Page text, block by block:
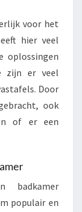
voor het
hier veel
oplossingen
zijn er veel
Door
ook
of er een
badkamer
populair en